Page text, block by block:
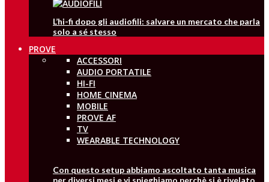
L’hi-fi dopo gli audiofili: salvare un mercato che parla
solo a sé stesso
PROVE
ACCESSORI
AUDIO PORTATILE
HI-FI
HOME CINEMA
MOBILE
PROVE AF
TV
WEARABLE TECHNOLOGY
Con questo setup abbiamo ascoltato tanta musica
per diversi mesi e vi spieghiamo perchè si è rivelato